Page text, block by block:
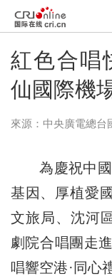
紅色合唱
仙國際機
來源：中央廣電總台
為慶祝中國
基因、厚植愛
文旅局、沈河
劇院合唱團走
唱響空港·同心